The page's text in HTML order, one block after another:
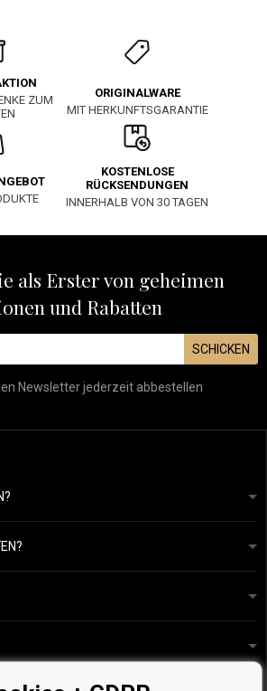
ZUM
ORIGINALWARE
MIT HERKUNFTSGARANTIE
KOSTENLOSE
RÜCKSENDUNGEN
INNERHALB VON 30 TAGEN
als Erster von geheimen
und Rabatten
SCHICKEN
Newsletter jederzeit abbestellen
innerhalb von 24 Stunden antworten.
geschäftsbedingungen
über Zahlungen und Versand
von Waren
Geschichte
Produktproben
Kérastase